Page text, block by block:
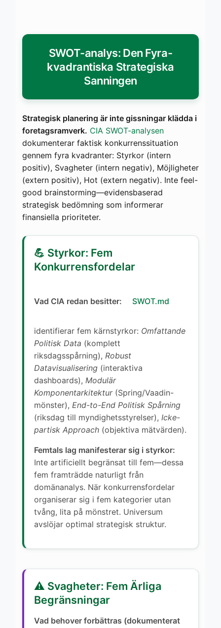
SWOT-analys: Den Fyra-
kvadrantiska Strategiska
Sanningen
Strategisk planering är inte gissningar klädda i
foretagsramverk. CIA SWOT-analysen
dokumenterar faktisk konkurrenssituation
gennem fyra kvadranter: Styrkor (intern
positiv), Svagheter (intern negativ), Möjligheter
(extern positiv), Hot (extern negativ). Inte feel-
good brainstorming—evidensbaserad
strategisk bedömning som informerar
finansiella prioriteter.
💪 Styrkor: Fem
Konkurrensfordelar
Vad CIA redan besitter: SWOT.md
identifierar fem kärnstyrkor: Omfattande
Politisk Data (komplett
riksdagsspårning), Robust
Datavisualisering (interaktiva
dashboards), Modulär
Komponentarkitektur(Spring/Vaadin-
mönster), End-to-End Politisk Spårning
(riksdag till myndighetsstyrelser), Icke-
partisk Approach (objektiva mätvärden).
Femtals lag manifesterar sig i styrkor:
Inte artificiellt begränsat till fem—dessa
fem framträdde naturligt från
domänanalys. När konkurrensfordelar
organiserar sig i fem kategorier utan
tvång, lita på mönstret. Universum
avslöjar optimal strategisk struktur.
⚠️ Svagheter: Fem Ärliga
Begränsningar
Vad behover forbättras (dokumenterat